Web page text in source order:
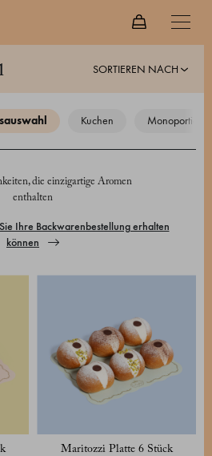
SORTIEREN NACH
kuchen
die einzigartige Aromen
enthalten
Ihre Backwarenbestellung erhalten
können
Maritozzi Platte 6 Stück